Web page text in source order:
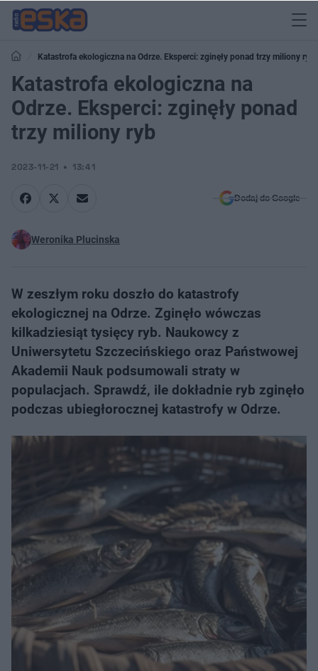
Katastrofa ekologiczna na Odrze. Eksperci: zginęły ponad trzy miliony ryb
Katastrofa ekologiczna na
Odrze. Eksperci: zginęły ponad
trzy miliony ryb
2023-11-21 13:41
Dodaj do Google
Weronika Plucinska
W zeszłym roku doszło do katastrofy
ekologicznej na Odrze. Zginęło wówczas
kilkadziesiąt tysięcy ryb. Naukowcy z
Uniwersytetu Szczecińskiego oraz Państwowej
Akademii Nauk podsumowali straty w
populacjach. Sprawdź, ile dokładnie ryb zginęło
podczas ubiegłorocznej katastrofy w Odrze.